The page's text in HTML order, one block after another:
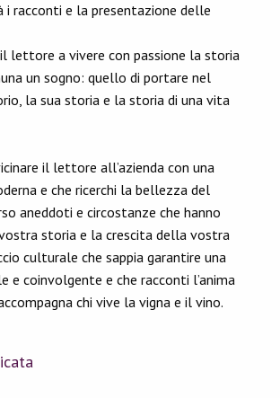
i racconti e la presentazione delle
lettore a vivere con passione la storia
un sogno: quello di portare nel
la sua storia e la storia di una vita
il lettore all’azienda con una
e che ricerchi la bellezza del
aneddoti e circostanze che hanno
storia e la crescita della vostra
culturale che sappia garantire una
e coinvolgente e che racconti l’anima
chi vive la vigna e il vino.